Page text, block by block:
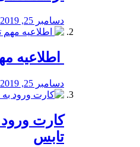
دسامبر 25, 2019
اطلاعیه
دسامبر 25, 2019
کارت ورود
تابس